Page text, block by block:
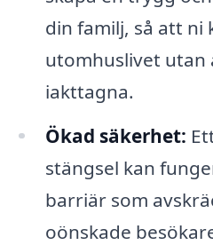
din familj, så att ni
utomhuslivet utan
iakttagna.
Ökad säkerhet:
stängsel kan
barriär som
oönskade